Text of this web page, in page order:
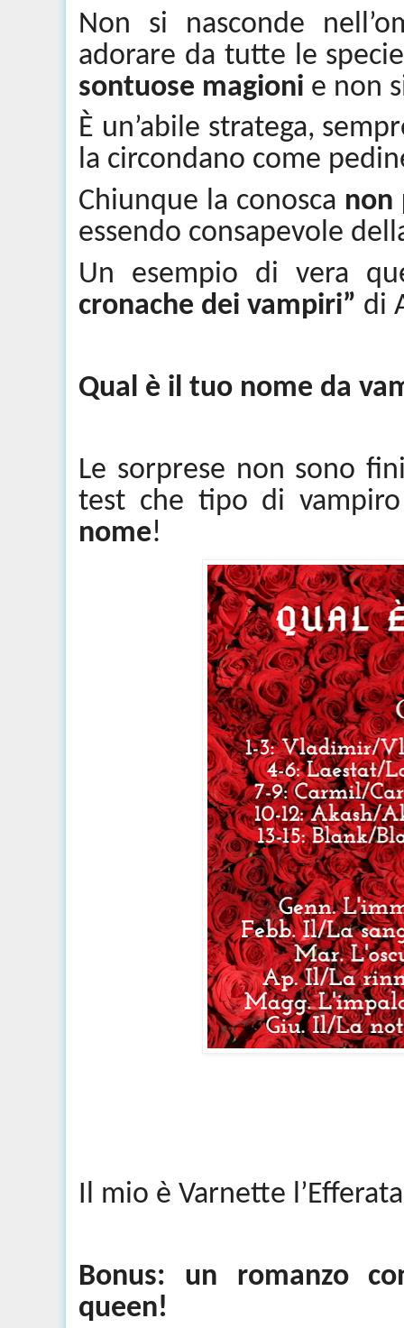
Non si nasconde
adorare da tutte le
sontuose magioni e non
È un’abile stratega,
la circondano come
Chiunque la conosca non
essendo consapevole
Un esempio di vera
cronache dei vampiri” di
Qual è il tuo nome da
Le sorprese non sono
test che tipo di
nome!
Il mio èVarnette
Bonus: un romanzo
queen!